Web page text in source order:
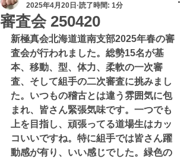
審査会 250420
2025年4月20日 読了時間: 1分
新極真会北海道道南支部2025年春の審
査会が行われました。総勢15名が基
本、移動、型、体力、柔軟の一次審
査、そして組手の二次審査に挑みまし
た。いつもの稽古とは違う雰囲気に包
まれ、皆さん緊張気味です。一つでも
上を目指し、頑張ってる道場生はカッ
コいいですね。特に組手では皆さん躍
動感が有り、いい感じでした。緑色の